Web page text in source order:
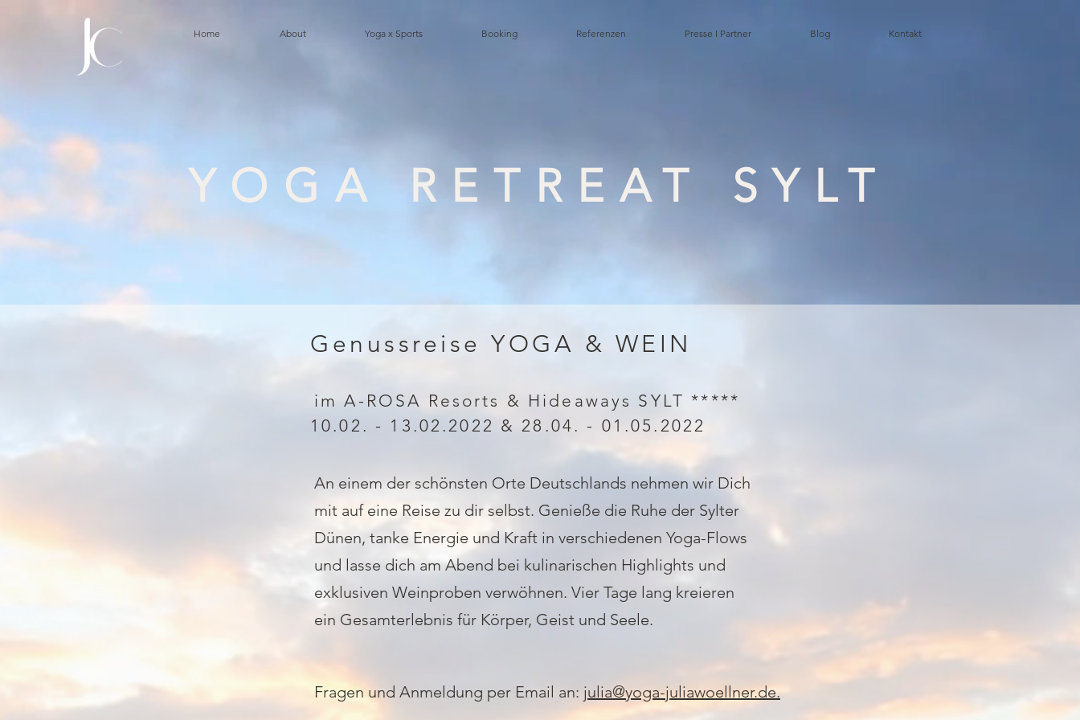
Home About Yoga x Sports Booking Referenzen Presse I Partner Blog Kontakt
YOGA RETREAT SYLT
Genussreise YOGA & WEIN
im A-ROSA Resorts & Hideaways SYLT *****
10.02. - 13.02.2022 & 28.04. - 01.05.2022
An einem der schönsten Orte Deutschlands nehmen wir Dich
mit auf eine Reise zu dir selbst. Genieße die Ruhe der Sylter
Dünen, tanke Energie und Kraft in verschiedenen Yoga-Flows
und lasse dich am Abend bei kulinarischen Highlights und
exklusiven Weinproben verwöhnen. Vier Tage lang kreieren
ein Gesamterlebnis für Körper, Geist und Seele.
Fragen und Anmeldung per Email an: julia@yoga-juliawoellner.de.